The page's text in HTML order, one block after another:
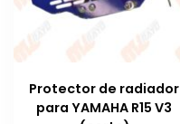
Protector de radiador
para YAMAHA R15 V3